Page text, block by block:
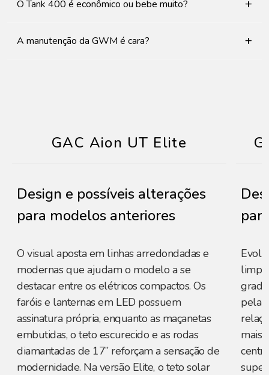
O Tank 400 é econômico ou bebe muito? +
A manutenção da GWM é cara? +
GAC Aion UT Elite
Design e possíveis alterações
para modelos anteriores
O visual aposta em linhas arredondadas e
modernas que ajudam o modelo a se
destacar entre os elétricos compactos. Os
faróis e lanternas em LED possuem
assinatura própria, enquanto as maçanetas
embutidas, o teto escurecido e as rodas
diamantadas de 17” reforçam a sensação de
modernidade. Na versão Elite, o teto solar
limpa
pela
mais